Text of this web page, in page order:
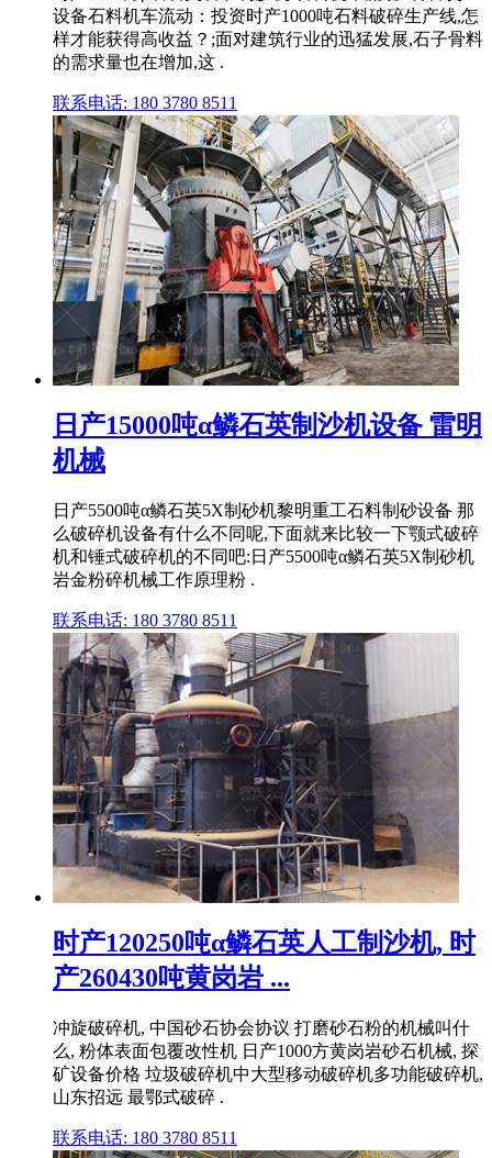
设备石料机车流动：投资时产1000吨石料破碎生产线,怎
样才能获得高收益？;面对建筑行业的迅猛发展,石子骨料
的需求量也在增加,这 .
联系电话: 180 3780 8511
日产15000吨α鳞石英制沙机设备 雷明
机械
日产5500吨α鳞石英5X制砂机黎明重工石料制砂设备 那
么破碎机设备有什么不同呢,下面就来比较一下颚式破碎
机和锤式破碎机的不同吧:日产5500吨α鳞石英5X制砂机
岩金粉碎机械工作原理粉 .
联系电话: 180 3780 8511
时产120250吨α鳞石英人工制沙机, 时
产260430吨黄岗岩 ...
冲旋破碎机, 中国砂石协会协议 打磨砂石粉的机械叫什
么, 粉体表面包覆改性机 日产1000方黄岗岩砂石机械, 探
矿设备价格 垃圾破碎机中大型移动破碎机多功能破碎机,
山东招远 最鄂式破碎 .
联系电话: 180 3780 8511